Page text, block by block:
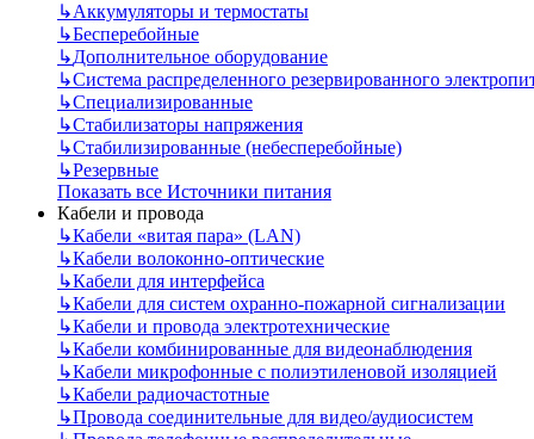
↳Аккумуляторы и термостаты
↳Бесперебойные
↳Дополнительное оборудование
↳Система распределенного резервированного
↳Специализированные
↳Стабилизаторы напряжения
↳Стабилизированные (небесперебойные)
↳Резервные
Показать все Источники питания
Кабели и провода
↳Кабели «витая пара» (LAN)
↳Кабели волоконно-оптические
↳Кабели для интерфейса
↳Кабели для систем охранно-пожарной сигнализации
↳Кабели и провода электротехнические
↳Кабели комбинированные для видеонаблюдения
↳Кабели микрофонные с полиэтиленовой изоляцией
↳Кабели радиочастотные
↳Провода соединительные для видео/аудиосистем